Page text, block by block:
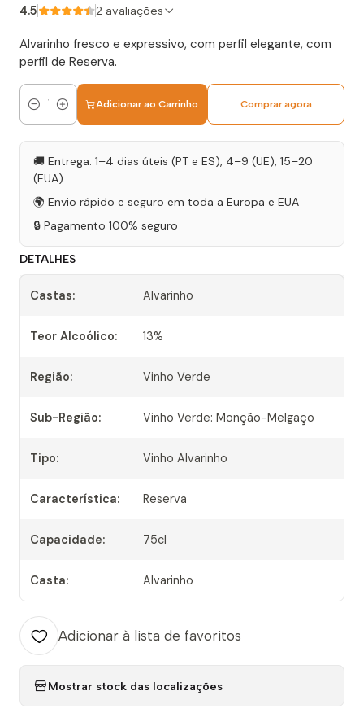
4.5 2 avaliações
Alvarinho fresco e expressivo, com perfil elegante, com
perfil de Reserva.
Quantidade
Adicionar ao Carrinho Comprar agora
🚚 Entrega: 1–4 dias úteis (PT e ES), 4–9 (UE), 15–20
(EUA)
🌍 Envio rápido e seguro em toda a Europa e EUA
🔒 Pagamento 100% seguro
DETALHES
Castas: Alvarinho
Teor Alcoólico: 13%
Região: Vinho Verde
Sub-Região: Vinho Verde: Monção-Melgaço
Tipo: Vinho Alvarinho
Característica: Reserva
Capacidade: 75cl
Casta: Alvarinho
Adicionar à lista de favoritos
Mostrar stock das localizações